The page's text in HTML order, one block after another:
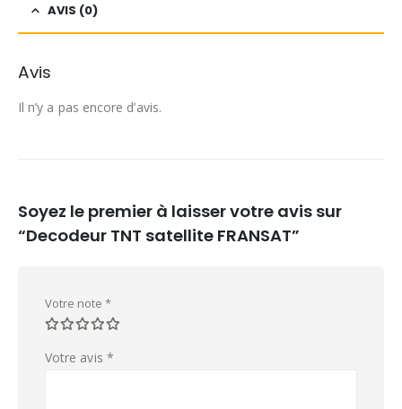
AVIS (0)
Avis
Il n’y a pas encore d’avis.
Soyez le premier à laisser votre avis sur
“Decodeur TNT satellite FRANSAT”
Votre note *
Votre avis *